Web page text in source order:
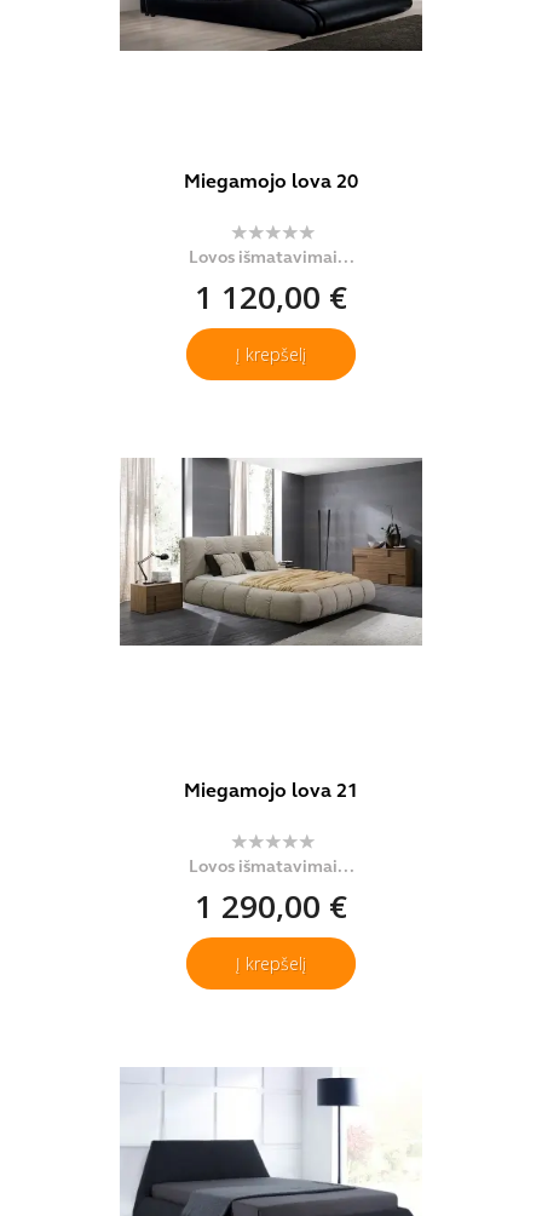
Miegamojo lova 20
Lovos išmatavimai...
1 120,00 €
Į krepšelį
Miegamojo lova 21
Lovos išmatavimai...
1 290,00 €
Į krepšelį